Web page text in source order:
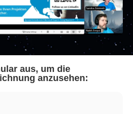
aus, um die
anzusehen: